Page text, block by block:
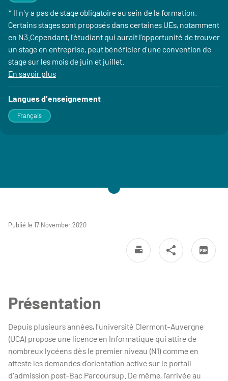
* Il n'y a pas de stage obligatoire au sein de la formation.
Certains stages sont proposés dans certaines UEs, notamment
en N3.Cependant, l’étudiant qui aurait l’opportunité de trouver
un stage en entreprise, peut bénéficier d’une convention de
stage sur les mois de juin et juillet.
En savoir plus
Langues d'enseignement
Français
Publié le 17 November 2020
Présentation
Depuis plusieurs années, l’université Clermont-Auvergne
(UCA) propose une licence en Informatique qui attire de
nombreux lycéens dès le premier niveau (N1) comme en
atteste les demandes d’orientation active sur le portail
d'admission post-Bac Parcoursup. De même, l’arrivée au